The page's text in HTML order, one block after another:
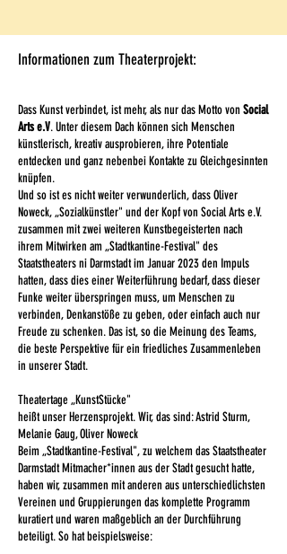
Informationen zum Theaterprojekt:
Dass Kunst verbindet, ist mehr, als nur das Motto von Social
Arts e.V. Unter diesem Dach können sich Menschen
künstlerisch, kreativ ausprobieren, ihre Potentiale
entdecken und ganz nebenbei Kontakte zu Gleichgesinnten
knüpfen.
Und so ist es nicht weiter verwunderlich, dass Oliver
Noweck, „Sozialkünstler" und der Kopf von Social Arts e.V.
zusammen mit zwei weiteren Kunstbegeisterten nach
ihrem Mitwirken am „Stadtkantine-Festival" des
Staatstheaters ni Darmstadt im Januar 2023 den Impuls
hatten, dass dies einer Weiterführung bedarf, dass dieser
Funke weiter überspringen muss, um Menschen zu
verbinden, Denkanstöße zu geben, oder einfach auch nur
Freude zu schenken. Das ist, so die Meinung des Teams,
die beste Perspektive für ein friedliches Zusammenleben
in unserer Stadt.
Theatertage „KunstStücke"
heißt unser Herzensprojekt. Wir, das sind: Astrid Sturm,
Melanie Gaug, Oliver Noweck
Beim „Stadtkantine-Festival", zu welchem das Staatstheater
Darmstadt Mitmacher*innen aus der Stadt gesucht hatte,
haben wir, zusammen mit anderen aus unterschiedlichsten
Vereinen und Gruppierungen das komplette Programm
kuratiert und waren maßgeblich an der Durchführung
beteiligt. So hat beispielsweise: